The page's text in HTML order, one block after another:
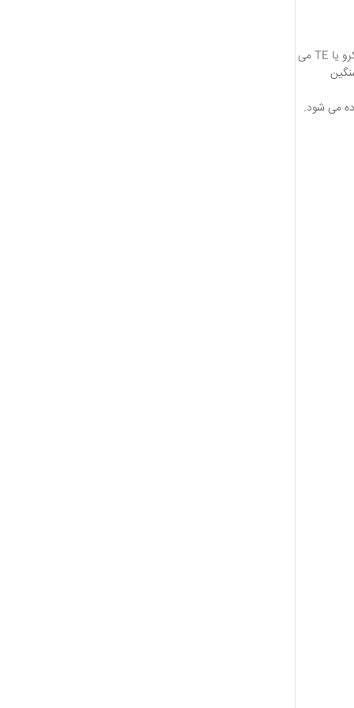
فسفر بالا با درصد استاندارد و آنالیز شده 10% ازت 52% فسفات 10 % پتاس (TE-10-52-10) به همراه مواد غذای میکرو یا TE می
می شود.